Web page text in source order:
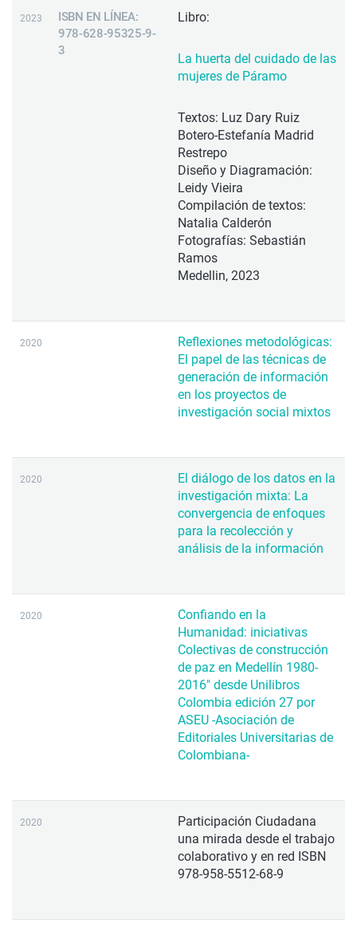
2023
ISBN EN LÍNEA:
978-628-95325-9-
3
Libro:
La huerta del cuidado de las
mujeres de Páramo
Textos: Luz Dary Ruiz
Botero-Estefanía Madrid
Restrepo
Diseño y Diagramación:
Leidy Vieira
Compilación de textos:
Natalia Calderón
Fotografías: Sebastián
Ramos
Medellin, 2023
2020
Reflexiones metodológicas:
El papel de las técnicas de
generación de información
en los proyectos de
investigación social mixtos
2020
El diálogo de los datos en la
investigación mixta: La
convergencia de enfoques
para la recolección y
análisis de la información
2020
Confiando en la
Humanidad: iniciativas
Colectivas de construcción
de paz en Medellín 1980-
2016" desde Unilibros
Colombia edición 27 por
ASEU -Asociación de
Editoriales Universitarias de
Colombiana-
2020
Participación Ciudadana
una mirada desde el trabajo
colaborativo y en red ISBN
978-958-5512-68-9